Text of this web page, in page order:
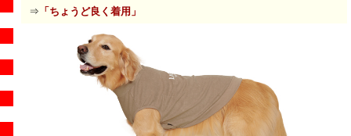
⇒ 「 ちょうど良く着用 」